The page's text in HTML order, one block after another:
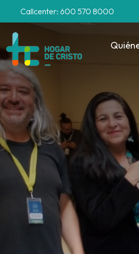
Callcenter: 600 570 8000